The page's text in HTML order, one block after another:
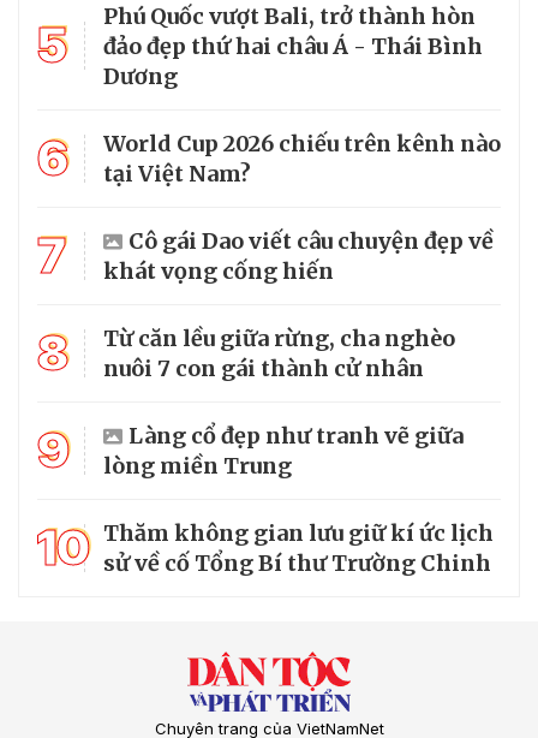
5
Phú Quốc vượt Bali, trở thành hòn
đảo đẹp thứ hai châu Á - Thái Bình
Dương
6
World Cup 2026 chiếu trên kênh nào
tại Việt Nam?
7
Cô gái Dao viết câu chuyện đẹp về
khát vọng cống hiến
8
Từ căn lều giữa rừng, cha nghèo
nuôi 7 con gái thành cử nhân
9
Làng cổ đẹp như tranh vẽ giữa
lòng miền Trung
10 Thăm không gian lưu giữ kí ức lịch
sử về cố Tổng Bí thư Trường Chinh
Chuyên trang của VietNamNet